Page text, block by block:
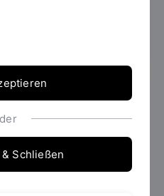
das Labor FEM der
Workshop zum Thema
veranstaltet.
Wagner konnte als
Wüchner (Institut
Schließen